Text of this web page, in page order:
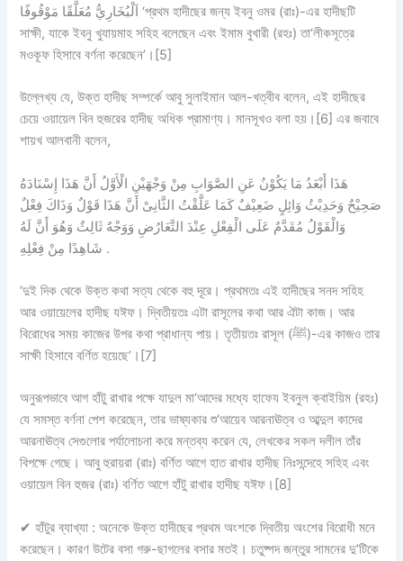
اَلْبُخَارِيُّ مُعَلَّقًا مَوْقُوفًا ‘প্রথম হাদীছের জন্য ইবনু ওমর (রাঃ)-এর হাদীছটি
সাক্ষী, যাকে ইবনু খুযায়মাহ সহিহ বলেছেন এবং ইমাম বুখারী (রহঃ) তা‘লীকসূত্রে
মওকূফ হিসাবে বর্ণনা করেছেন’।[5]
উল্লেখ্য যে, উক্ত হাদীছ সম্পর্কে আবু সুলাইমান আল-খত্বীব বলেন, এই হাদীছের
চেয়ে ওয়ায়েল বিন হুজরের হাদীছ অধিক প্রামাণ্য। মানসূখও বলা হয়।[6] এর জবাবে
শায়খ আলবানী বলেন,
هَذَا أَبْعَدُ مَا يَكُوْنُ عَنِ الصَّوَابِ مِنْ وَجْهَيْنِ الْأَوَّلُ أَنَّ هَذَا إِسْنَادَهُ
صَحِيْحٌ وَحَدِيْثُ وَائِلٍ ضَعِيْفٌ كَمَا عَلَّقْتُ الثَّانِىْ أَنَّ هَذَا قَوْلٌ وَذَاكَ فِعْلٌ
وَالْقَوْلُ مُقَدَّمٌ عَلَى الْفِعْلِ عِنْدَ التَّعَارُضِ وَوَجْهٌ ثَالِثٌ وَهُوَ أَنَّ لَهُ
شَاهِدًا مِنْ فِعْلِهِ .
‘দুই দিক থেকে উক্ত কথা সত্য থেকে বহু দূরে। প্রথমতঃ এই হাদীছের সনদ সহিহ
আর ওয়ায়েলের হাদীছ যঈফ। দ্বিতীয়তঃ এটা রাসূলের কথা আর ঐটা কাজ। আর
বিরোধের সময় কাজের উপর কথা প্রাধান্য পায়। তৃতীয়তঃ রাসূল (ﷺ)-এর কাজও তার
সাক্ষী হিসাবে বর্ণিত হয়েছে’।[7]
অনুরূপভাবে আগ হাঁটু রাখার পক্ষে যাদুল মা‘আদের মধ্যে হাফেয ইবনুল ক্বাইয়িম (রহঃ)
যে সমস্ত বর্ণনা পেশ করেছেন, তার ভাষ্যকার শু‘আয়েব আরনাঊত্ব ও আব্দুল কাদের
আরনাঊত্ব সেগুলোর পর্যালোচনা করে মন্তব্য করেন যে, লেখকের সকল দলীল তাঁর
বিপক্ষে গেছে। আবু হুরায়রা (রাঃ) বর্ণিত আগে হাত রাখার হাদীছ নিঃসন্দেহে সহিহ এবং
ওয়ায়েল বিন হুজর (রাঃ) বর্ণিত আগে হাঁটু রাখার হাদীছ যঈফ।[8]
✔ হাঁটুর ব্যাখ্যা :অনেকে উক্ত হাদীছের প্রথম অংশকে দ্বিতীয় অংশের বিরোধী মনে
করেছেন। কারণ উটের বসা গরু-ছাগলের বসার মতই। চতুষ্পদ জন্তুর সামনের দু’টিকে